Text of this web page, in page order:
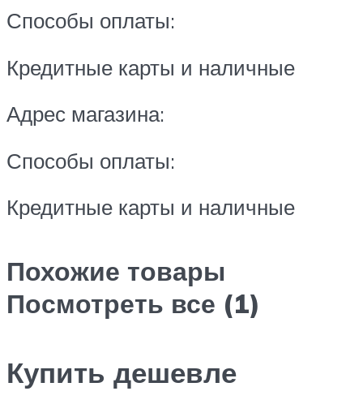
Способы оплаты:
Кредитные карты и наличные
Адрес магазина:
Способы оплаты:
Кредитные карты и наличные
Похожие товары
Посмотреть все (1)
Купить дешевле